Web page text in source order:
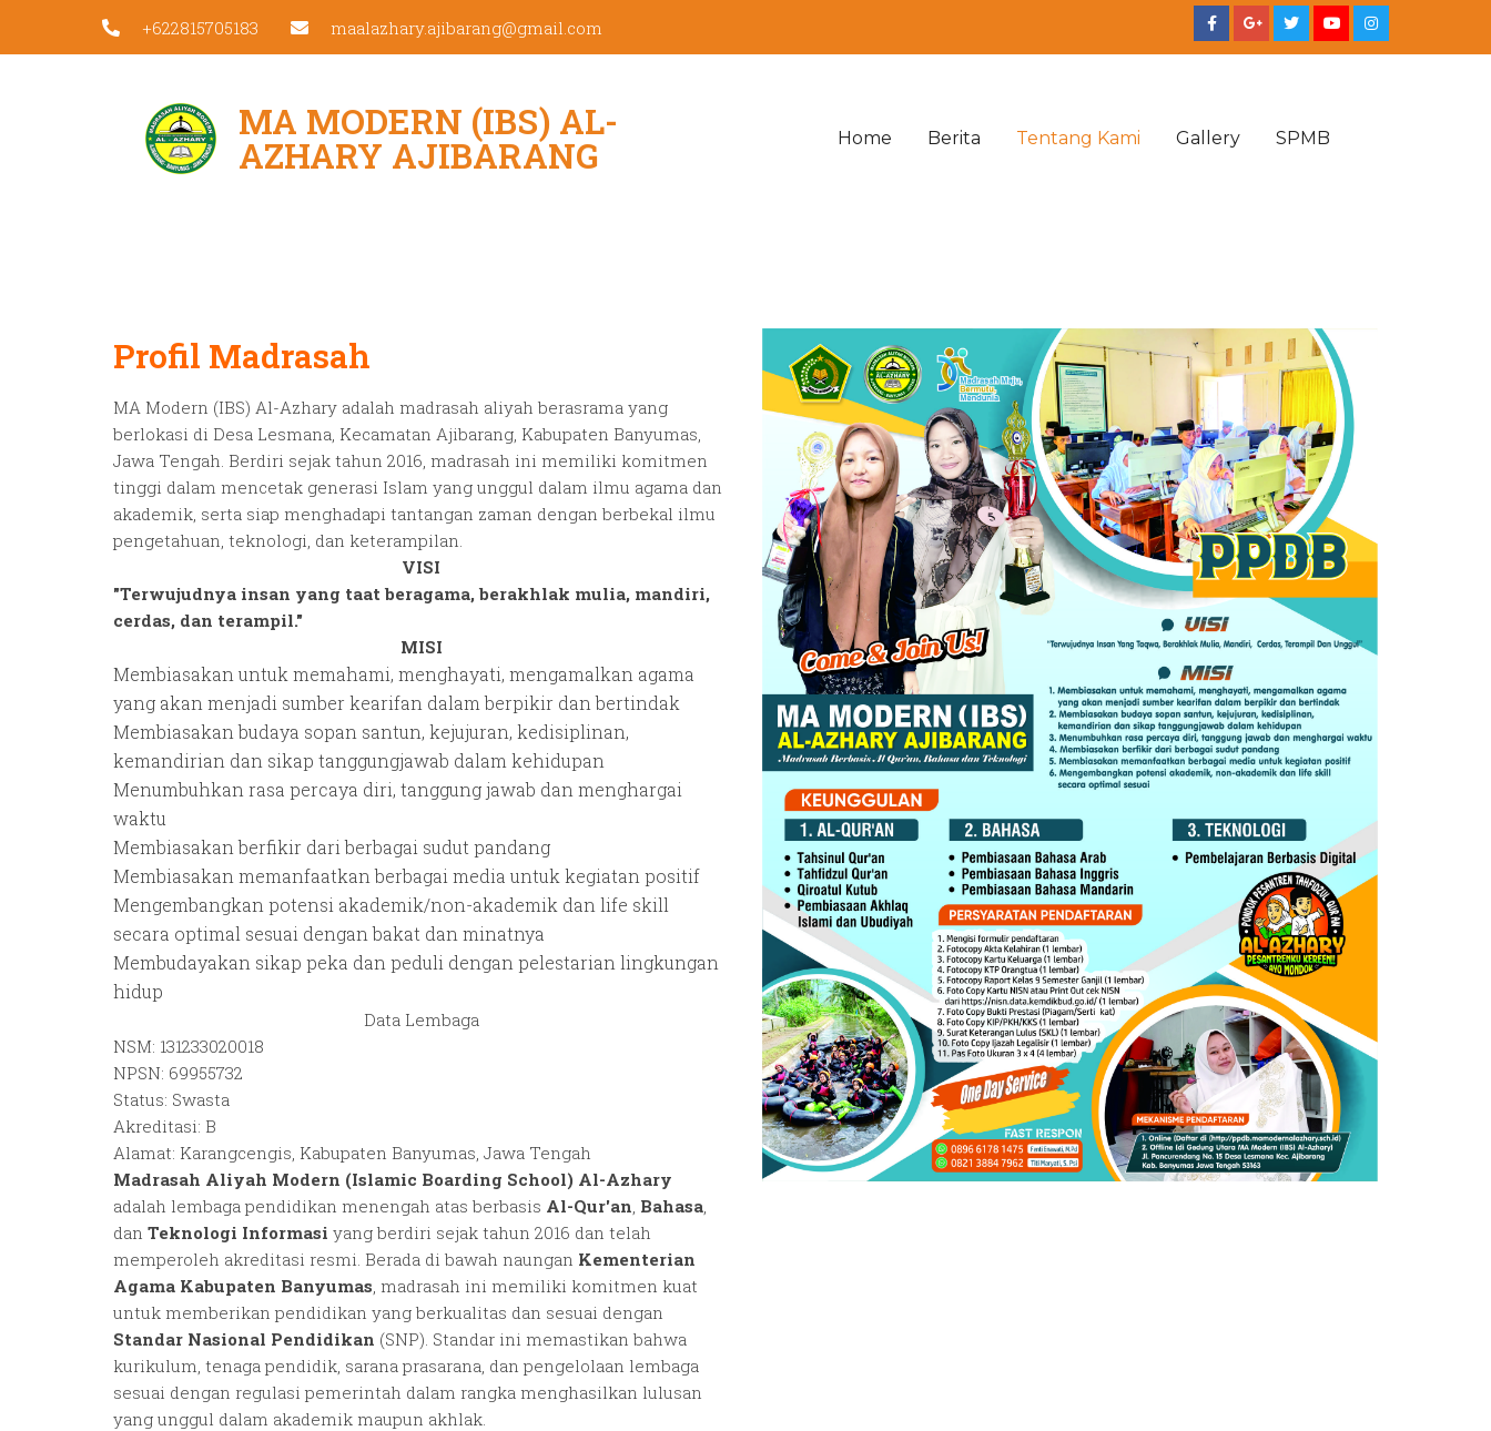
+622815705183 maalazhary.ajibarang@gmail.com
MA MODERN (IBS) AL-
AZHARY AJIBARANG Home Berita Tentang Kami Gallery SPMB
Profil Madrasah
MA Modern (IBS) Al-Azhary adalah madrasah aliyah berasrama yang
berlokasi di Desa Lesmana, Kecamatan Ajibarang, Kabupaten Banyumas,
Jawa Tengah. Berdiri sejak tahun 2016, madrasah ini memiliki komitmen
tinggi dalam mencetak generasi Islam yang unggul dalam ilmu agama dan
akademik, serta siap menghadapi tantangan zaman dengan berbekal ilmu
pengetahuan, teknologi, dan keterampilan.
VISI
"Terwujudnya insan yang taat beragama, berakhlak mulia, mandiri,
cerdas, dan terampil."
MISI
Membiasakan untuk memahami, menghayati, mengamalkan agama
yang akan menjadi sumber kearifan dalam berpikir dan bertindak
Membiasakan budaya sopan santun, kejujuran, kedisiplinan,
kemandirian dan sikap tanggungjawab dalam kehidupan
Menumbuhkan rasa percaya diri, tanggung jawab dan menghargai
waktu
Membiasakan berfikir dari berbagai sudut pandang
Membiasakan memanfaatkan berbagai media untuk kegiatan positif
Mengembangkan potensi akademik/non-akademik dan life skill
secara optimal sesuai dengan bakat dan minatnya
Membudayakan sikap peka dan peduli dengan pelestarian lingkungan
hidup
Data Lembaga
NSM: 131233020018
NPSN: 69955732
Status: Swasta
Akreditasi: B
Alamat: Karangcengis, Kabupaten Banyumas, Jawa Tengah
Madrasah Aliyah Modern (Islamic Boarding School) Al-Azhary
adalah lembaga pendidikan menengah atas berbasis Al-Qur'an Bahasa
dan Teknologi Informasi yang berdiri sejak tahun 2016 dan telah
memperoleh akreditasi resmi. Berada di bawah naungan Kementerian
Agama Kabupaten Banyumas , madrasah ini memiliki komitmen kuat
untuk memberikan pendidikan yang berkualitas dan sesuai dengan
Standar Nasional Pendidikan (SNP). Standar ini memastikan bahwa
kurikulum, tenaga pendidik, sarana prasarana, dan pengelolaan lembaga
sesuai dengan regulasi pemerintah dalam rangka menghasilkan lulusan
yang unggul dalam akademik maupun akhlak.